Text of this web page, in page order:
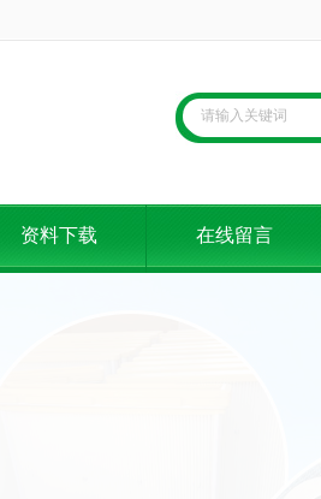
资料下载 在线留言